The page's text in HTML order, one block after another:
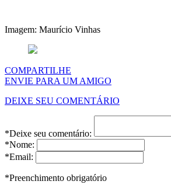
Imagem: Maurício Vinhas
COMPARTILHE
ENVIE PARA UM AMIGO
DEIXE SEU COMENTÁRIO
*Deixe seu comentário:
*Nome:
*Email:
*Preenchimento obrigatório